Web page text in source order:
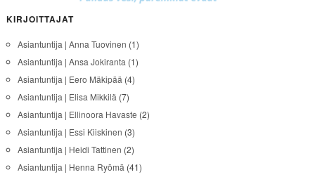
KIRJOITTAJAT
Asiantuntija | Anna Tuovinen (1)
Asiantuntija | Ansa Jokiranta (1)
Asiantuntija | Eero Mäkipää (4)
Asiantuntija | Elisa Mikkilä (7)
Asiantuntija | Ellinoora Havaste (2)
Asiantuntija | Essi Kiiskinen (3)
Asiantuntija | Heidi Tattinen (2)
Asiantuntija | Henna Ryömä (41)